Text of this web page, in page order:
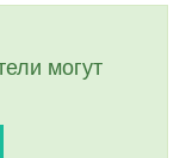
могут